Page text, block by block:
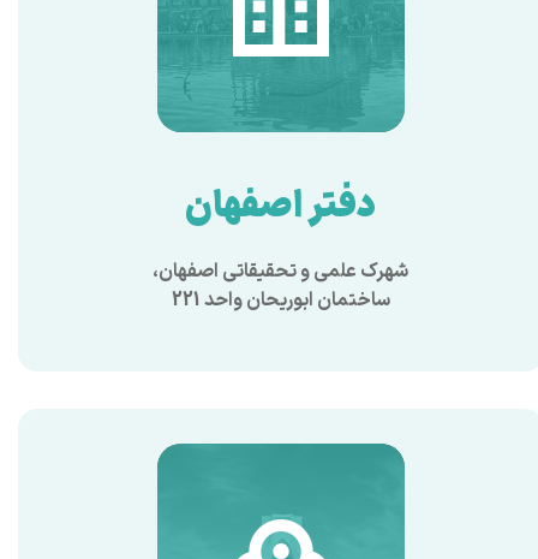
دفتر اصفهان
شهرک علمی و تحقیقاتی اصفهان،
​​​​​​​ساختمان ابوریحان واحد 221